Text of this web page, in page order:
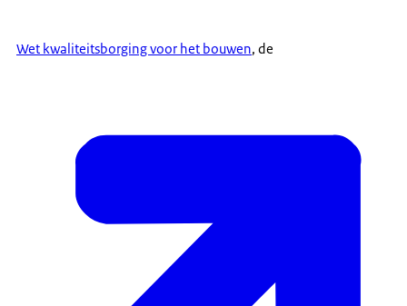
Wet kwaliteitsborging voor het bouwen, de